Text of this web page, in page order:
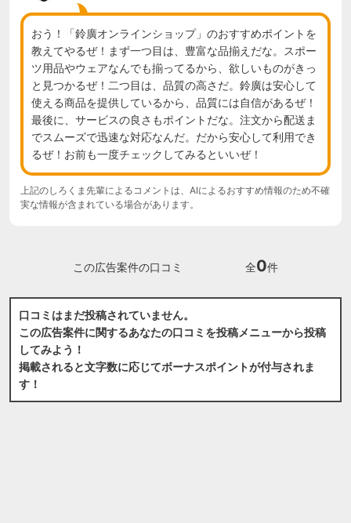
おう！「鈴廣オンラインショップ」のおすすめポイントを
教えてやるぜ！まず一つ目は、豊富な品揃えだな。スポー
ツ用品やウェアなんでも揃ってるから、欲しいものがきっ
と見つかるぜ！二つ目は、品質の高さだ。鈴廣は安心して
使える商品を提供しているから、品質には自信があるぜ！
最後に、サービスの良さもポイントだな。注文から配送ま
でスムーズで迅速な対応なんだ。だから安心して利用でき
るぜ！お前も一度チェックしてみるといいぜ！
上記のしろくま先輩によるコメントは、AIによるおすすめ情報のため不確
実な情報が含まれている場合があります。
この広告案件の口コミ 全0件
口コミはまだ投稿されていません。
この広告案件に関するあなたの口コミを投稿メニューから投稿
してみよう！
掲載されると文字数に応じてボーナスポイントが付与されま
す！